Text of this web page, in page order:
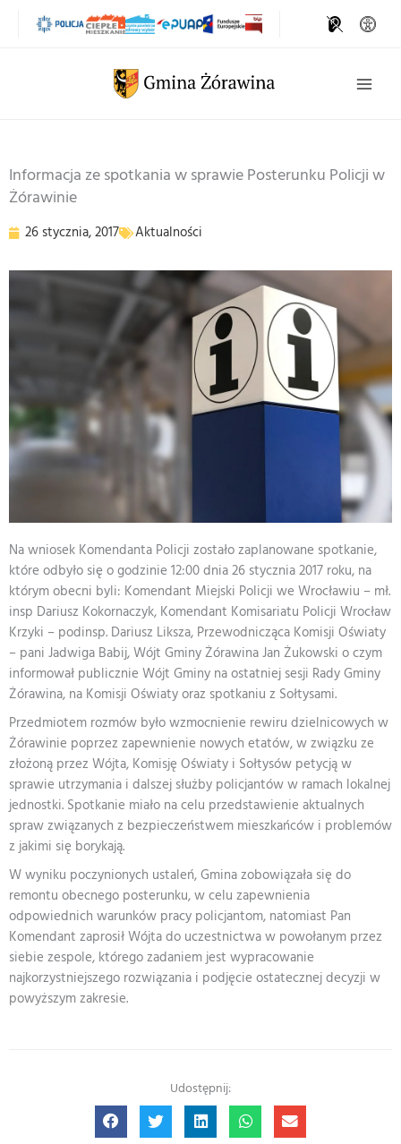
Informacja ze spotkania w sprawie Posterunku Policji w
Żórawinie
26 stycznia, 2017 Aktualności
Na wniosek Komendanta Policji zostało zaplanowane spotkanie,
które odbyło się o godzinie 12:00 dnia 26 stycznia 2017 roku, na
którym obecni byli: Komendant Miejski Policji we Wrocławiu – mł.
insp Dariusz Kokornaczyk, Komendant Komisariatu Policji Wrocław
Krzyki – podinsp. Dariusz Liksza, Przewodnicząca Komisji Oświaty
– pani Jadwiga Babij, Wójt Gminy Żórawina Jan Żukowski o czym
informował publicznie Wójt Gminy na ostatniej sesji Rady Gminy
Żórawina, na Komisji Oświaty oraz spotkaniu z Sołtysami.
Przedmiotem rozmów było wzmocnienie rewiru dzielnicowych w
Żórawinie poprzez zapewnienie nowych etatów, w związku ze
złożoną przez Wójta, Komisję Oświaty i Sołtysów petycją w
sprawie utrzymania i dalszej służby policjantów w ramach lokalnej
jednostki. Spotkanie miało na celu przedstawienie aktualnych
spraw związanych z bezpieczeństwem mieszkańców i problemów
z jakimi się borykają.
W wyniku poczynionych ustaleń, Gmina zobowiązała się do
remontu obecnego posterunku, w celu zapewnienia
odpowiednich warunków pracy policjantom, natomiast Pan
Komendant zaprosił Wójta do uczestnictwa w powołanym przez
siebie zespole, którego zadaniem jest wypracowanie
najkorzystniejszego rozwiązania i podjęcie ostatecznej decyzji w
powyższym zakresie.
Udostępnij: